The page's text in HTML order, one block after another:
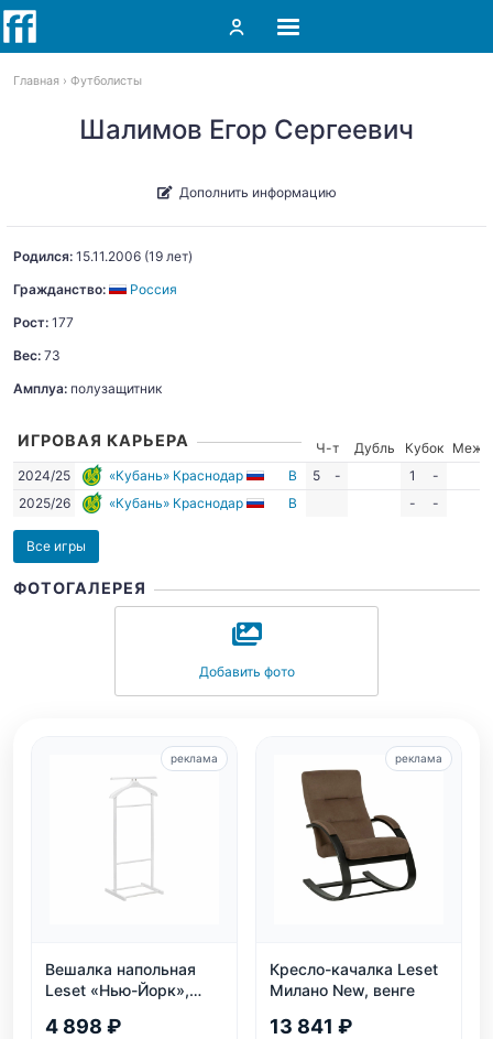
Главная Футболисты
Шалимов Егор Сергеевич
Дополнить информацию
Родился: 15.11.2006 (19 лет)
Гражданство:
Россия
Рост: 177
Вес: 73
Амплуа: полузащитник
ИГРОВАЯ КАРЬЕРА Ч-т Дубль Кубок
Межд.
2024/25
«Кубань» Краснодар В 5 - 1
-
2025/26
«Кубань» Краснодар В - -
Все игры
ФОТОГАЛЕРЕЯ
Добавить фото
Вешалка напольная
Leset «Нью-Йорк»,
4 898 ₽
реклама
Кресло-качалка Leset
Милано New, венге
13 841 ₽
реклама